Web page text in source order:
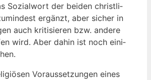
Sozi­al­wort der bei­den christ­li­
ergänzt, aber sicher in
auch kri­ti­sie­ren bzw. ande­re
wird. Aber dahin ist noch eini­
Vor­aus­set­zun­gen eines